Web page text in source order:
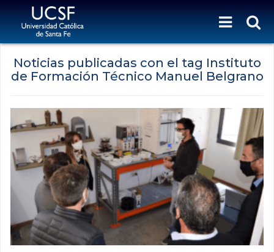
Noticias publicadas con el tag Instituto
de Formación Técnico Manuel Belgrano